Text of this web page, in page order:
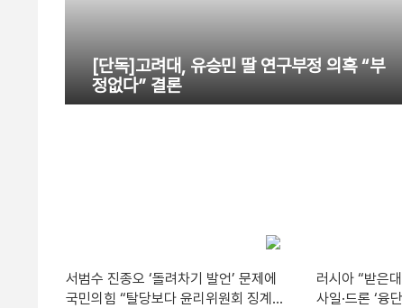
[단독]고려대, 유승민 딸 연구부정 의혹 “부
정없다” 결론
서범수 진종오 ‘돌려차기 발언’ 문제에
국민의힘 “탈당보다 윤리위원회 징계로
러시아 “받은
사일·드론 ‘융